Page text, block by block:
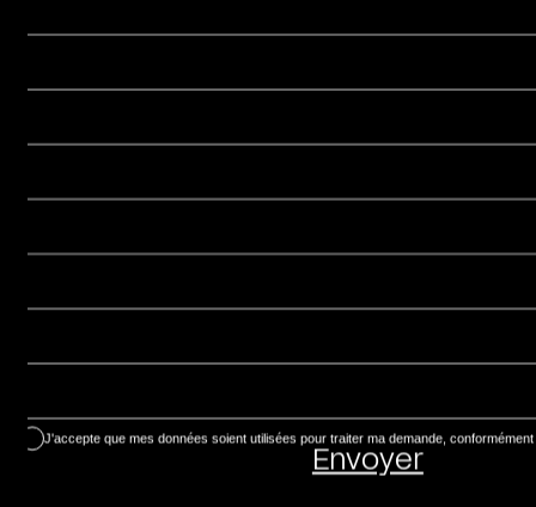
J'accepte que mes données soient utilisées pour traiter ma demande,
Découvrir nos réalisations